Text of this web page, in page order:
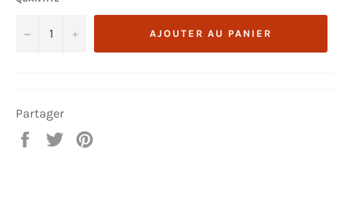
− + AJOUTER AU PANIER
Partager
PartagerTweeter